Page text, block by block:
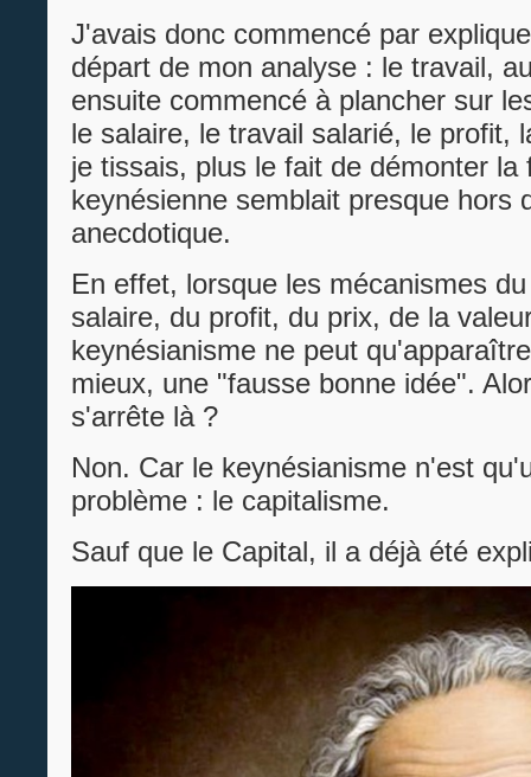
J'avais donc commencé par
départ de mon analyse : le travail,
ensuite commencé à plancher sur
le salaire, le travail salarié, le profit,
je tissais, plus le fait de démonter la
keynésienne semblait presque hors
anecdotique.
En effet, lorsque les mécanismes
salaire, du profit, du prix, de la
keynésianisme ne peut
mieux, une "fausse bonne idée".
s'arrête là ?
Non. Car le keynésianisme n'est
problème : le capitalisme.
Sauf que le Capital, il a déjà été